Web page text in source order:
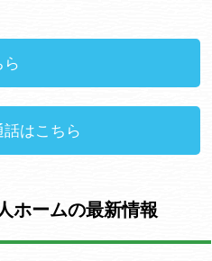
ら
はこちら
ホームの最新情報